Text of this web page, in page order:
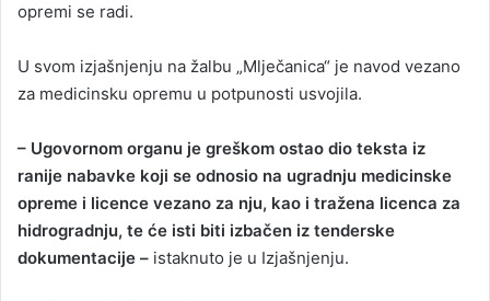
opremi se radi.
U svom izjašnjenju na žalbu „Mlječanica“ je navod vezano
za medicinsku opremu u potpunosti usvojila.
– Ugovornom organu je greškom ostao dio teksta iz
ranije nabavke koji se odnosio na ugradnju medicinske
opreme i licence vezano za nju, kao i tražena licenca za
hidrogradnju, te će isti biti izbačen iz tenderske
dokumentacije – istaknuto je u Izjašnjenju.